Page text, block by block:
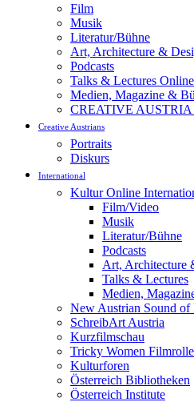
Film
Musik
Literatur/Bühne
Art, Architecture &
Podcasts
Talks & Lectures Online
Medien, Magazine &
CREATIVE AUSTRIA
Creative Austrians
Portraits
Diskurs
International
Kultur Online
Film/Video
Musik
Literatur/Bühne
Podcasts
Art, Architecture
Talks & Lectures
Medien,
New Austrian Sound of
SchreibArt Austria
Kurzfilmschau
Tricky Women Filmrolle
Kulturforen
Österreich Bibliotheken
Österreich Institute